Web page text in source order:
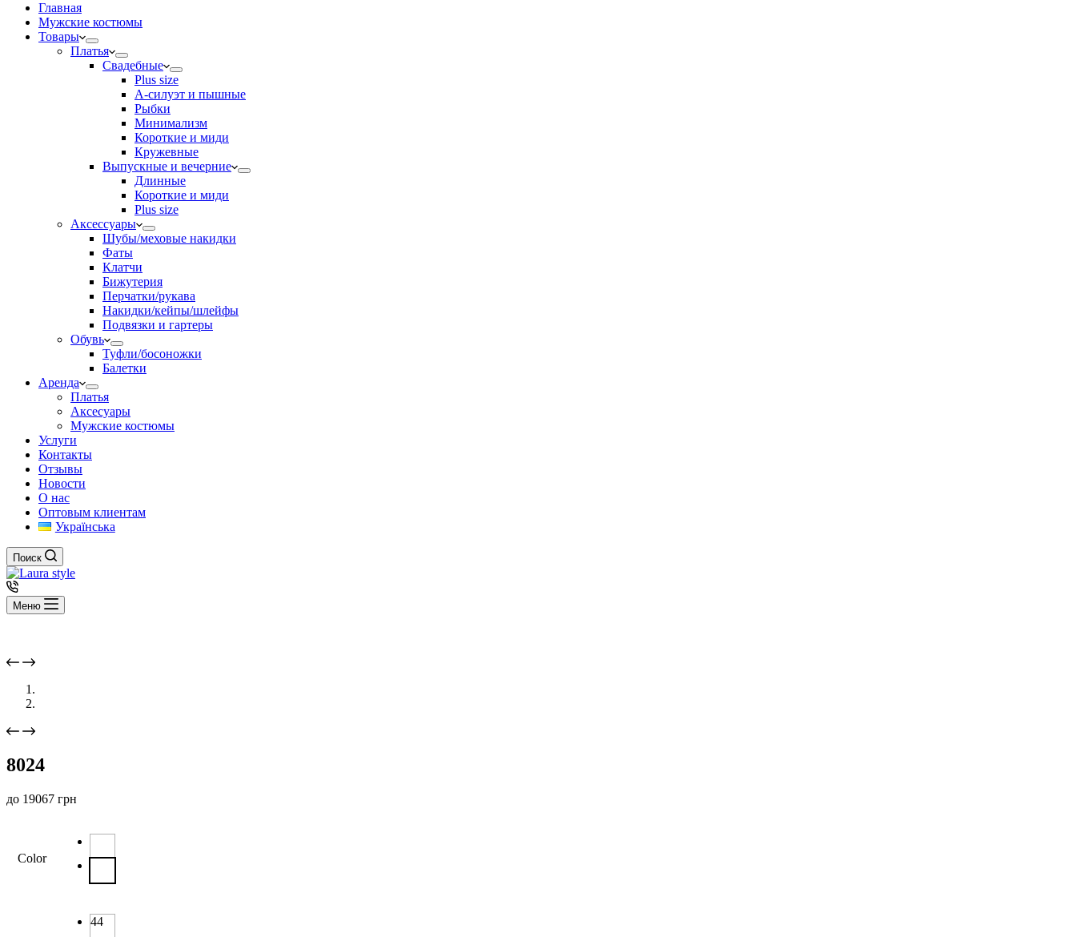
Главная
Мужские костюмы
Товары
Платья
Свадебные
Plus size
А-силуэт и пышные
Рыбки
Минимализм
Короткие и миди
Кружевные
Выпускные и вечерние
Длинные
Короткие и миди
Plus size
Аксессуары
Шубы/меховые накидки
Фаты
Клатчи
Бижутерия
Перчатки/рукава
Накидки/кейпы/шлейфы
Подвязки и гартеры
Обувь
Туфли/босоножки
Балетки
Аренда
Платья
Аксесуары
Мужские костюмы
Услуги
Контакты
Отзывы
Новости
О нас
Оптовым клиентам
Українська
Поиск
Меню
8024
до 19067 грн
Color
44